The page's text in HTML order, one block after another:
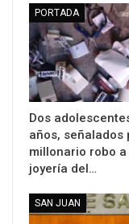
PORTADA
Dos
años, señalados
millonario robo a
joyería del…
SAN JUAN